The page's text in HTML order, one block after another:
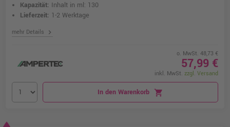
Kapazität: Inhalt in ml: 130
Lieferzeit: 1-2 Werktage
mehr Details chevron_right
o. MwSt. 48,73 €
57,99 €
inkl. MwSt. zzgl. Versand
In den Warenkorb shopping_cart